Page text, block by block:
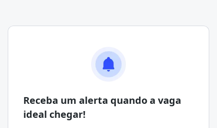
Receba um alerta quando a vaga
ideal chegar!